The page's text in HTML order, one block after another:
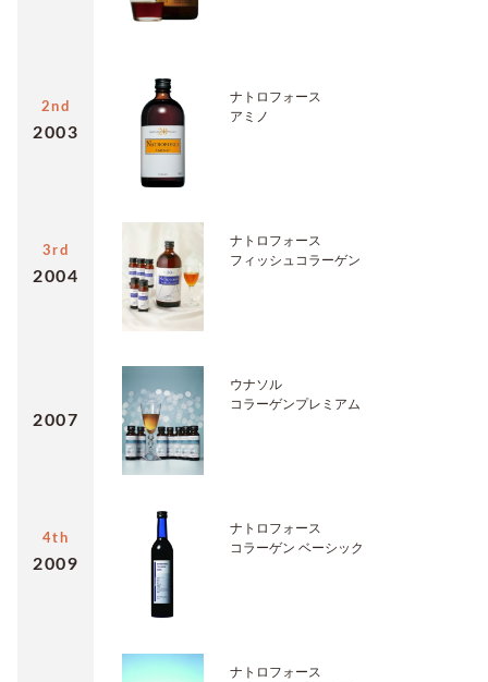
2nd
2003
ナトロフォース
アミノ
3rd
2004
ナトロフォース
フィッシュコラーゲン
2007
ウナソル
コラーゲンプレミアム
4th
2009
ナトロフォース
コラーゲン ベーシック
ナトロフォース